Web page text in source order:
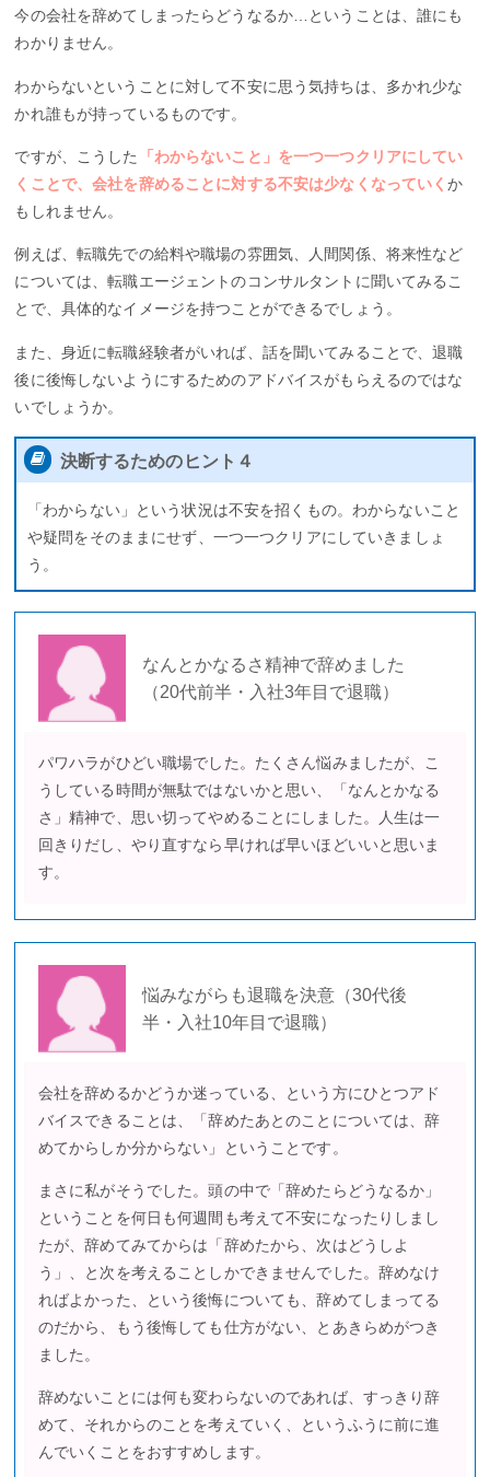
今の会社を辞めてしまったらどうなるか…ということは、誰にも
わかりません。
わからないということに対して不安に思う気持ちは、多かれ少な
かれ誰もが持っているものです。
ですが、こうした
「わからないこと」を一つ一つクリアにしてい
くことで、会社を辞めることに対する不安は少なくなっていくか
もしれません。
例えば、転職先での給料や職場の雰囲気、人間関係、将来性など
については、転職エージェントのコンサルタントに聞いてみるこ
とで、具体的なイメージを持つことができるでしょう。
また、身近に転職経験者がいれば、話を聞いてみることで、退職
後に後悔しないようにするためのアドバイスがもらえるのではな
いでしょうか。
決断するためのヒント４
「わからない」という状況は不安を招くもの。わからないこと
や疑問をそのままにせず、一つ一つクリアにしていきましょ
う。
なんとかなるさ精神で辞めました
（20代前半・入社3年目で退職）
パワハラがひどい職場でした。たくさん悩みましたが、こ
うしている時間が無駄ではないかと思い、「なんとかなる
さ」精神で、思い切ってやめることにしました。人生は一
回きりだし、やり直すなら早ければ早いほどいいと思いま
す。
悩みながらも退職を決意（30代後
半・入社10年目で退職）
会社を辞めるかどうか迷っている、という方にひとつアド
バイスできることは、「辞めたあとのことについては、辞
めてからしか分からない」ということです。
まさに私がそうでした。頭の中で「辞めたらどうなるか」
ということを何日も何週間も考えて不安になったりしまし
たが、辞めてみてからは「辞めたから、次はどうしよ
う」、と次を考えることしかできませんでした。辞めなけ
ればよかった、という後悔についても、辞めてしまってる
のだから、もう後悔しても仕方がない、とあきらめがつき
ました。
辞めないことには何も変わらないのであれば、すっきり辞
めて、それからのことを考えていく、というふうに前に進
んでいくことをおすすめします。